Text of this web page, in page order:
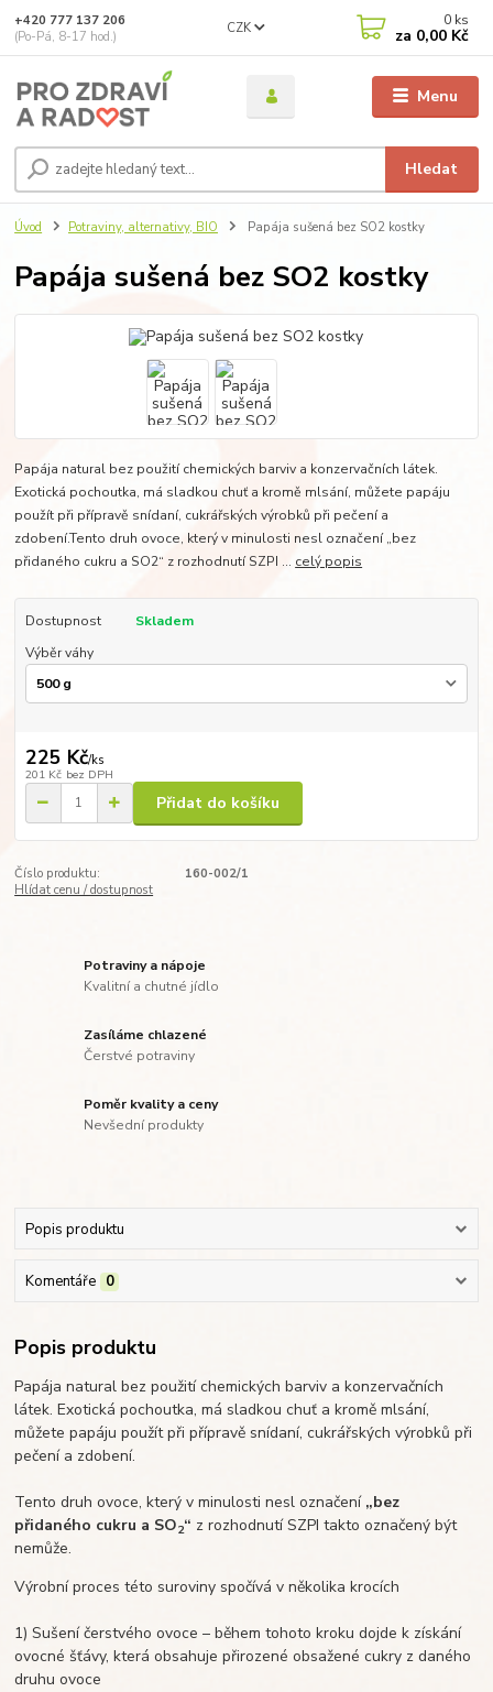
Menu
CZK
Hledat
+420 777 137 206
(Po-Pá, 8-17 hod.)
0 ks
za 0,00 Kč
Úvod Potraviny, alternativy, BIO Papája sušená bez SO2 kostky
Papája sušená bez SO2 kostky
Papája natural bez použití chemických barviv a konzervačních látek.
Exotická pochoutka, má sladkou chuť a kromě mlsání, můžete papáju
použít při přípravě snídaní, cukrářských výrobků při pečení a
zdobení.Tento druh ovoce, který v minulosti nesl označení „bez
přidaného cukru a SO2“ z rozhodnutí SZPI ... celý popis
Dostupnost
Skladem
Výběr váhy
225 Kč/ks
201 Kč bez DPH
Přidat do košíku
Číslo produktu:
160-002/1
Hlídat cenu / dostupnost
Potraviny a nápoje
Kvalitní a chutné jídlo
Zasíláme chlazené
Čerstvé potraviny
Poměr kvality a ceny
Nevšední produkty
Popis produktu
Komentáře 0
Popis produktu
Papája natural bez použití chemických barviv a konzervačních
látek. Exotická pochoutka, má sladkou chuť a kromě mlsání,
můžete papáju použít při přípravě snídaní, cukrářských výrobků při
pečení a zdobení.
Tento druh ovoce, který v minulosti nesl označení „bez
přidaného cukru a SO2“ z rozhodnutí SZPI takto označený být
nemůže.
Výrobní proces této suroviny spočívá v několika krocích
1) Sušení čerstvého ovoce – během tohoto kroku dojde k získání
ovocné šťávy, která obsahuje přirozené obsažené cukry z daného
druhu ovoce